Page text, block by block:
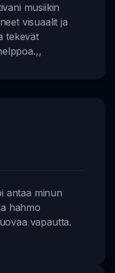
musiikin
visuaalit ja
tekevät
,,
antaa minun
hahmo
vapautta.